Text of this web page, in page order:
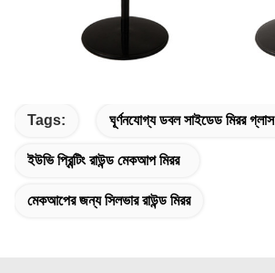
Tags: ঘূর্ণনযোগ্য ডবল সাইডেড মিরর গ্লাস
ইউভি প্রিন্টিং রাউন্ড মেকআপ মিরর
মেকআপের জন্য সিলভার রাউন্ড মিরর